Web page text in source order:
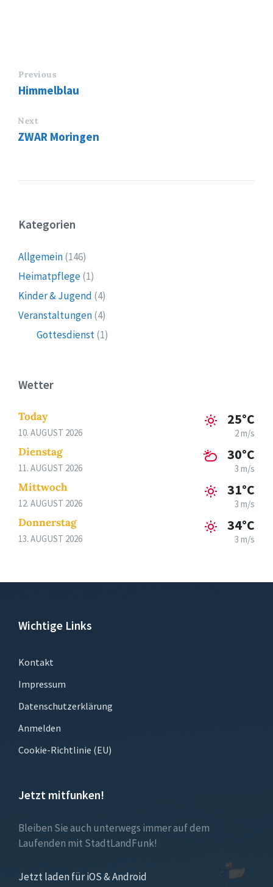
Previous
Himmelblau
Next
ZWAR Moringen
Kategorien
Allgemein(146)
Heimatpflege(1)
Kinder & Jugend (4)
Veranstaltungen(4)
Gottesdienst(1)
Wetter
Today
10. AUGUST 2026
25°C
2 m/s
Dienstag
11. AUGUST 2026
30°C
3 m/s
Mittwoch
12. AUGUST 2026
31°C
3 m/s
Donnerstag
13. AUGUST 2026
34°C
3 m/s
Wichtige Links
Kontakt
Impressum
Datenschutzerklärung
Anmelden
Cookie-Richtlinie (EU)
Jetzt mitfunken!
Bleiben Sie auch unterwegs immer auf dem
Laufenden mit StadtLandFunk!
Jetzt laden für iOS & Android